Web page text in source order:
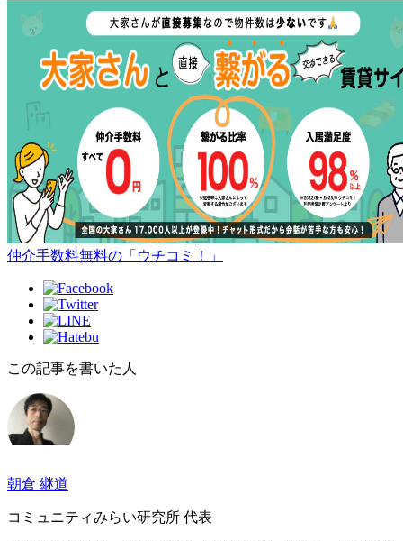
仲介手数料無料の「ウチコミ！」
この記事を書いた人
朝倉 継道
コミュニティみらい研究所 代表